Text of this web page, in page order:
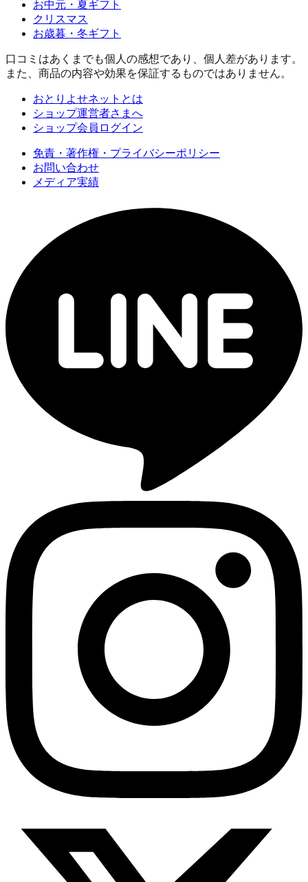
お中元・夏ギフト
クリスマス
お歳暮・冬ギフト
口コミはあくまでも個人の感想であり、個人差があります。
また、商品の内容や効果を保証するものではありません。
おとりよせネットとは
ショップ運営者さまへ
ショップ会員ログイン
免責・著作権・プライバシーポリシー
お問い合わせ
メディア実績